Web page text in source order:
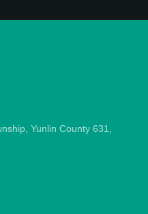
Yunlin County 631,